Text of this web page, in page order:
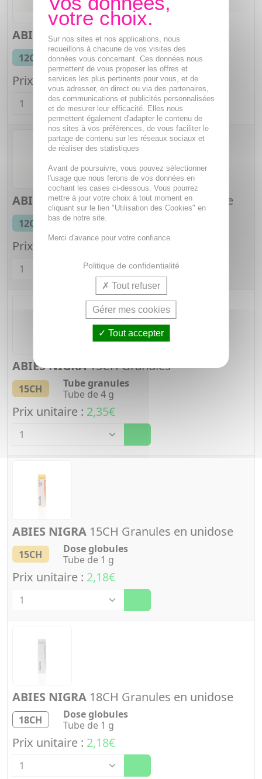
ABIES NIGRA12CH Granules
12CH
Tube granules
Tube de 4 g
Prix unitaire :2,35€
Quantité
ABIES NIGRA12CH Granules en unidose
12CH
Dose globules
Prix unitaire :2,18€
ABIES NIGRA15CH Granules
15CH
Tube granules
Tube de 4 g
Prix unitaire : 2,35€
ABIES NIGRA 15CH Granules en unidose
15CH
Dose globules
Tube de 1 g
Prix unitaire : 2,18€
ABIES NIGRA 18CH Granules en unidose
18CH
Dose globules
Tube de 1 g
Prix unitaire : 2,18€
Sur nos sites et nos applications, nous
recueillons à chacune de vos visites des
données vous concernant. Ces données nous
permettent de vous proposer les offres et
services les plus pertinents pour vous, et de
vous adresser, en direct ou via des partenaires,
des communications et publicités personnalisées
et de mesurer leur efficacité. Elles nous
permettent également d'adapter le contenu de
nos sites à vos préférences, de vous faciliter le
partage de contenu sur les réseaux sociaux et
de réaliser des statistiques
Avant de poursuivre, vous pouvez sélectionner
l'usage que nous ferons de vos données en
cochant les cases ci-dessous. Vous pourrez
mettre à jour votre choix à tout moment en
cliquant sur le lien "Utilisation des Cookies" en
bas de notre site.
Merci d'avance pour votre confiance.
Politique de confidentialité
Tout refuser
Gérer mes cookies
Tout accepter